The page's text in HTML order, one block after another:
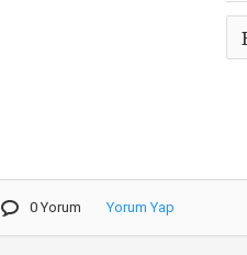
0 Yorum Yorum Yap